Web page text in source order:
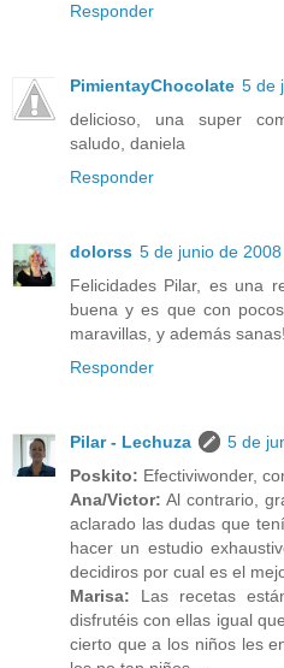
Responder
PimientayChocolate 5 de
delicioso, una super
saludo, daniela
Responder
dolorss 5 de junio de
Felicidades Pilar, es una
buena y es que con
maravillas, y además
Responder
Pilar - Lechuza
5 de
Poskito: Efectiviwonder,
Ana/Victor: Al contrario,
aclarado las dudas que
hacer un estudio
decidiros por cual es el
Marisa: Las recetas
disfrutéis con ellas igual
cierto que a los niños les